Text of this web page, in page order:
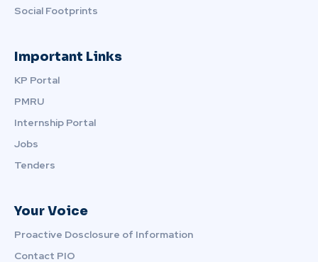
Social Footprints
Important Links
KP Portal
PMRU
Internship Portal
Jobs
Tenders
Your Voice
Proactive Dosclosure of Information
Contact PIO